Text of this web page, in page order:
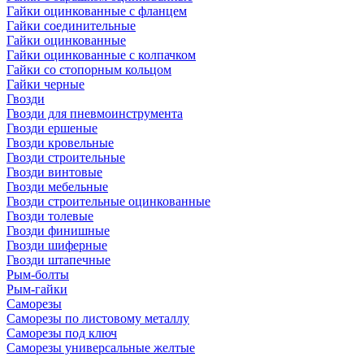
Гайки оцинкованные с фланцем
Гайки соединительные
Гайки оцинкованные
Гайки оцинкованные с колпачком
Гайки со стопорным кольцом
Гайки черные
Гвозди
Гвозди для пневмоинструмента
Гвозди ершеные
Гвозди кровельные
Гвозди строительные
Гвозди винтовые
Гвозди мебельные
Гвозди строительные оцинкованные
Гвозди толевые
Гвозди финишные
Гвозди шиферные
Гвозди штапечные
Рым-болты
Рым-гайки
Саморезы
Саморезы по листовому металлу
Саморезы под ключ
Саморезы универсальные желтые